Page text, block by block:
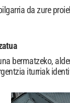
da zure
bermatzeko,
iturriak